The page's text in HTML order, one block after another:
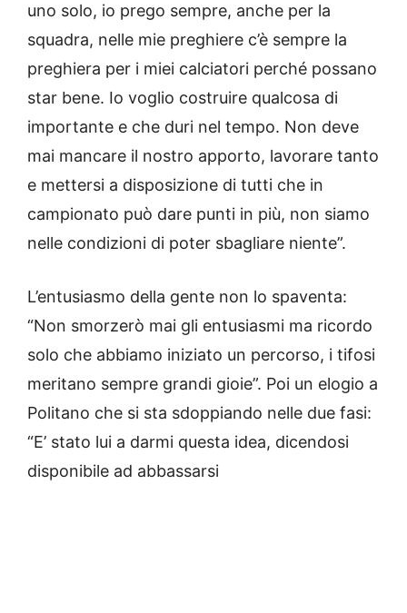
uno solo, io prego sempre, anche per la
squadra, nelle mie preghiere c’è sempre la
preghiera per i miei calciatori perché possano
star bene. Io voglio costruire qualcosa di
importante e che duri nel tempo. Non deve
mai mancare il nostro apporto, lavorare tanto
e mettersi a disposizione di tutti che in
campionato può dare punti in più, non siamo
nelle condizioni di poter sbagliare niente”.
L’entusiasmo della gente non lo spaventa:
“Non smorzerò mai gli entusiasmi ma ricordo
solo che abbiamo iniziato un percorso, i tifosi
meritano sempre grandi gioie”. Poi un elogio a
Politano che si sta sdoppiando nelle due fasi:
“E’ stato lui a darmi questa idea, dicendosi
disponibile ad abbassarsi